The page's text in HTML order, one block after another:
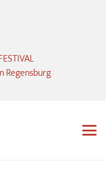
Regensburg